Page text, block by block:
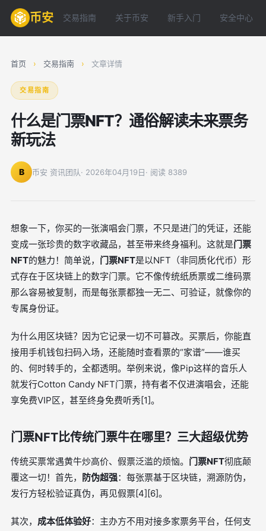
币安 交易指南 关于币安 新手入门 安全中心
首页 › 交易指南 › 文章详情
交易指南
什么是门票NFT？通俗解读未来票务
新玩法
B 币安 资讯团队· 2026年04月19日· 阅读 8389
想象一下，你买的一张演唱会门票，不只是进门的凭证，还能
变成一张珍贵的数字收藏品，甚至带来终身福利。这就是门票
NFT的魅力！简单说， 门票NFT是以NFT（非同质化代币）形
式存在于区块链上的数字门票。它不像传统纸质票或二维码票
那么容易被复制，而是每张票都独一无二、可验证，就像你的
专属身份证。
为什么用区块链？因为它记录一切不可篡改。买票后，你能直
接用手机钱包扫码入场，还能随时查看票的“家谱”——谁买
的、何时转手的，全都透明。举例来说，像Pip这样的音乐人
就发行Cotton Candy NFT门票，持有者不仅进演唱会，还能
享免费VIP区，甚至终身免费听秀[1]。
门票NFT比传统门票牛在哪里？三大超级优势
传统买票常遇黄牛炒高价、假票泛滥的烦恼。 门票NFT彻底颠
覆这一切！首先， 防伪超强：每张票基于区块链，溯源防伪，
发行方轻松验证真伪，再见假票[4][6]。
其次， 成本低体验好：主办方不用对接多家票务平台，任何支